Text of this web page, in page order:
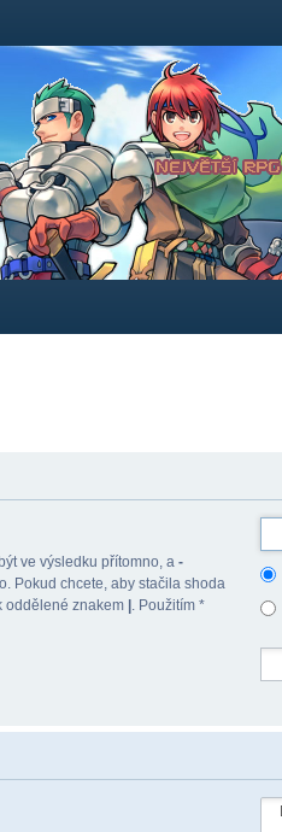
ve výsledku přítomno, a -
Pokud chcete, aby stačila shoda
oddělené znakem . Použitím *